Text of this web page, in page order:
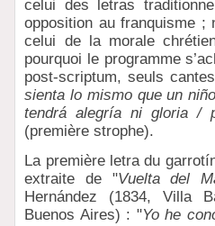
celui des letras
opposition au franquisme ;
celui de la morale
pourquoi le programme
post-scriptum, seuls
sienta lo mismo que un
tendrá alegría ni gloria /
(première strophe).
La première letra du
extraite de "Vuelta del
Hernández (1834, Villa
Buenos Aires) : "Yo he